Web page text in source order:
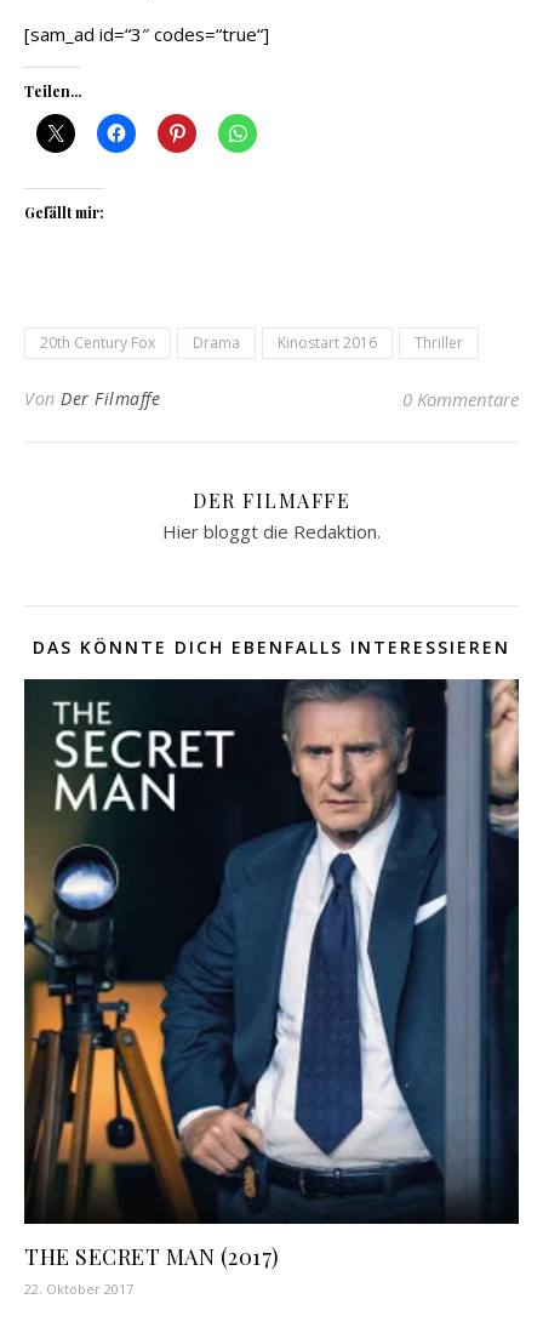
[sam_ad id=“3″ codes=“true“]
Teilen...
Gefällt mir:
20th Century Fox Drama Kinostart 2016 Thriller
Von Der Filmaffe 0 Kommentare
DER FILMAFFE
Hier bloggt die Redaktion.
DAS KÖNNTE DICH EBENFALLS INTERESSIEREN
THE SECRET MAN (2017)
22. Oktober 2017